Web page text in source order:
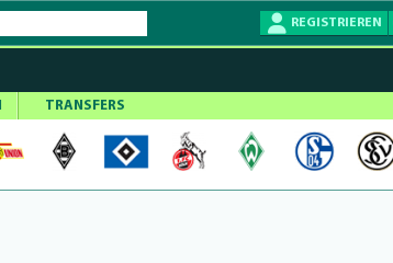
REGISTRIEREN
TRANSFERS